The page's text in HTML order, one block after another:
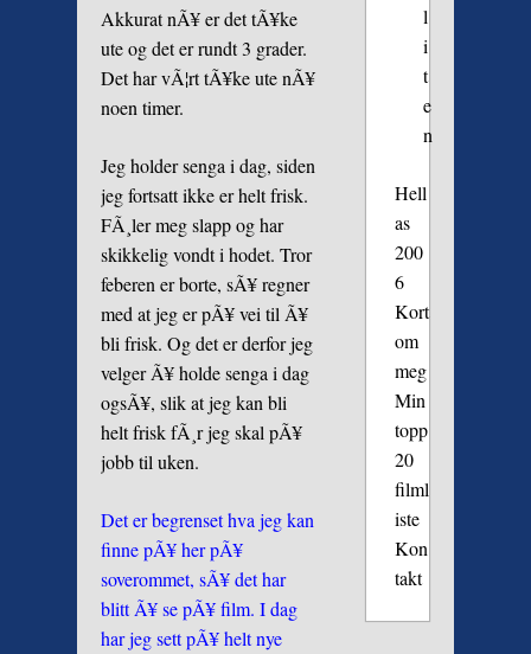
Akkurat nÃ¥ er det tÃ¥ke
ute og det er rundt 3 grader.
Det har vÃ¦rt tÃ¥ke ute nÃ¥
noen timer.
Jeg holder senga i dag, siden
jeg fortsatt ikke er helt frisk.
FÃ¸ler meg slapp og har
skikkelig vondt i hodet. Tror
feberen er borte, sÃ¥ regner
med at jeg er pÃ¥ vei til Ã¥
bli frisk. Og det er derfor jeg
velger Ã¥ holde senga i dag
ogsÃ¥, slik at jeg kan bli
helt frisk fÃ¸r jeg skal pÃ¥
jobb til uken.
Det er begrenset hva jeg kan
finne pÃ¥ her pÃ¥
soverommet, sÃ¥ det har
blitt Ã¥ se pÃ¥ film. I dag
har jeg sett pÃ¥ helt nye
l
i
t
e
n
Hell
as
200
6
Kort
om
meg
Min
topp
20
filml
iste
Kon
takt